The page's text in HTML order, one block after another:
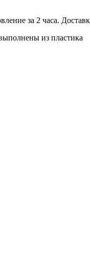
за 2 часа.
из пластика